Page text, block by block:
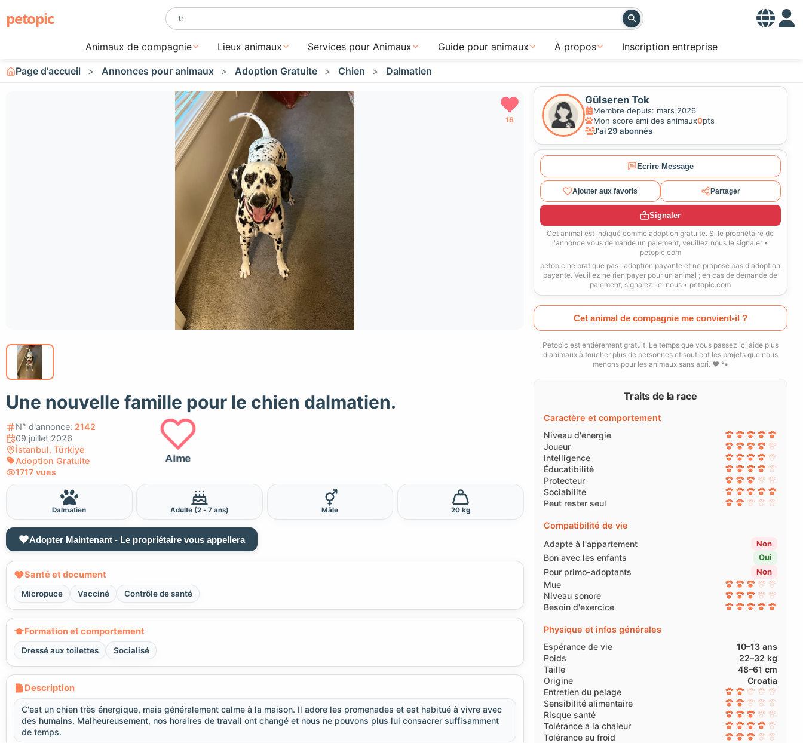
petopic
Animaux de compagnie Lieux animaux Services pour Animaux Guide pour animaux À propos Inscription entreprise
Page d'accueil Annonces pour animaux Adoption Gratuite Chien Dalmatien
16
Une nouvelle famille pour le chien dalmatien.
N° d'annonce: 2142
09 juillet 2026
İstanbul, Türkiye
Adoption Gratuite
1717 vues
Aime
Dalmatien Adulte (2 - 7 ans) Mâle 20 kg
Adopter Maintenant - Le propriétaire vous appellera
Santé et document
Micropuce Vacciné Contrôle de santé
Formation et comportement
Dressé aux toilettes Socialisé
Description
C'est un chien très énergique, mais généralement calme à la maison. Il adore les promenades et est habitué à vivre avec
des humains. Malheureusement, nos horaires de travail ont changé et nous ne pouvons plus lui consacrer suffisamment
de temps.
Gülseren Tok
Membre depuis: mars 2026
Mon score ami des animaux0pts
J'ai 29 abonnés
Écrire Message
Ajouter aux favoris Partager
Signaler
Cet animal est indiqué comme adoption gratuite. Si le propriétaire de
l'annonce vous demande un paiement, veuillez nous le signaler •
petopic.com
petopic ne pratique pas l'adoption payante et ne propose pas d'adoption
payante. Veuillez ne rien payer pour un animal ; en cas de demande de
paiement, signalez-le-nous • petopic.com
Cet animal de compagnie me convient-il ?
Petopic est entièrement gratuit. Le temps que vous passez ici aide plus
d'animaux à toucher plus de personnes et soutient les projets que nous
menons pour les animaux sans abri. ❤️ 🐾
Traits de la race
Caractère et comportement
Niveau d'énergie
Joueur
Intelligence
Éducatibilité
Protecteur
Sociabilité
Peut rester seul
Compatibilité de vie
Adapté à l'appartement
Non
Bon avec les enfants Oui
Pour primo-adoptants Non
Mue
Niveau sonore
Besoin d'exercice
Physique et infos générales
Espérance de vie
10–13 ans
Poids
22–32 kg
Taille
48–61 cm
Origine
Croatia
Entretien du pelage
Sensibilité alimentaire
Risque santé
Tolérance à la chaleur
Tolérance au froid